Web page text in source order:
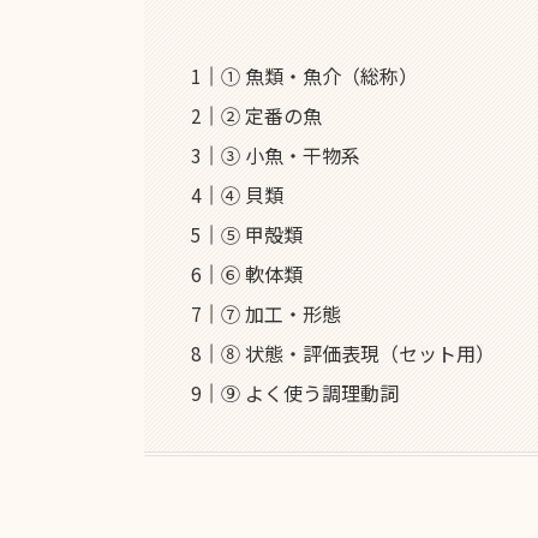
① 魚類・魚介（総称）
② 定番の魚
③ 小魚・干物系
④ 貝類
⑤ 甲殻類
⑥ 軟体類
⑦ 加工・形態
⑧ 状態・評価表現（セット用）
⑨ よく使う調理動詞